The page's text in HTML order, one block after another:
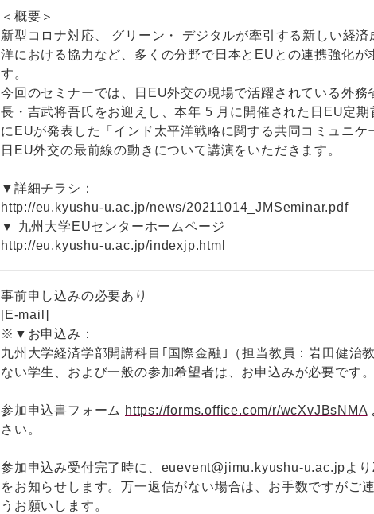
＜概要＞
新型コロナ対応、 グリーン・ デジタルが牽引する新しい経
洋における協力など、多くの分野で日本とEUとの連携強化が
す。
今回のセミナーでは、日EU外交の現場で活躍されている外務
長・吉武将吾氏をお迎えし、本年 5 月に開催された日EU定期
にEUが発表した「インド太平洋戦略に関する共同コミュニケ
日EU外交の最前線の動きについて講演をいただきます。
▼詳細チラシ：
http://eu.kyushu-u.ac.jp/news/20211014_JMSeminar.pdf
▼ 九州大学EUセンターホームページ
http://eu.kyushu-u.ac.jp/indexjp.html
事前申し込みの必要あり
[E-mail]
※▼お申込み：
九州大学経済学部開講科目｢国際金融｣（担当教員：岩田健治
ない学生、および一般の参加希望者は、お申込みが必要です。
参加申込書フォーム https://forms.office.com/r/wcXvJBsNMA
さい。
参加申込み受付完了時に、euevent@jimu.kyushu-u.ac.jpよ
をお知らせします。万一返信がない場合は、お手数ですがご
うお願いします。